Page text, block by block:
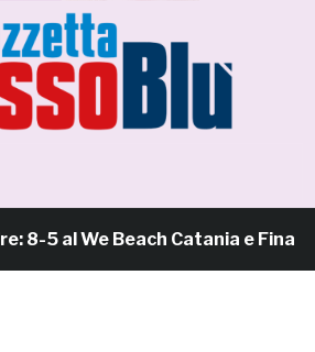
al We Beach Catania e Finale